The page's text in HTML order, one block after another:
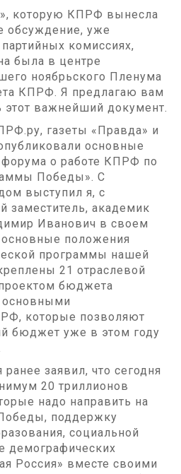
которую КПРФ вынесла
обсуждение, уже
комиссиях,
была в центре
ноябрьского Пленума
КПРФ. Я предлагаю вам
этот важнейший документ.
газеты «Правда» и
основные
о работе КПРФ по
Победы». С
выступил я, с
заместитель, академик
Иванович в своем
положения
программы нашей
21 отраслевой
бюджета
основными
которые позволяют
бюджет уже в этом году
заявил, что сегодня
20 триллионов
надо направить на
поддержку
социальной
демографических
Россия» вместе своими